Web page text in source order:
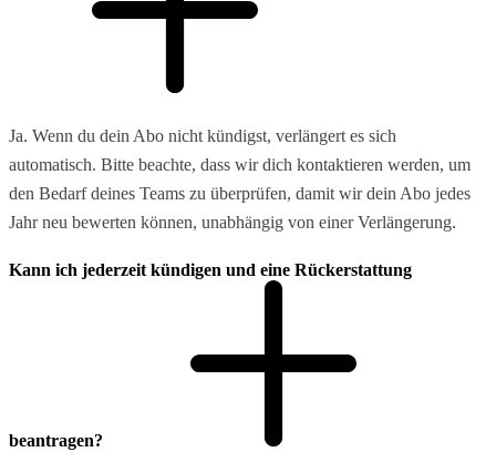
Ja. Wenn du dein Abo nicht kündigst, verlängert es sich
automatisch. Bitte beachte, dass wir dich kontaktieren werden, um
den Bedarf deines Teams zu überprüfen, damit wir dein Abo jedes
Jahr neu bewerten können, unabhängig von einer Verlängerung.
Kann ich jederzeit kündigen und eine Rückerstattung
beantragen?